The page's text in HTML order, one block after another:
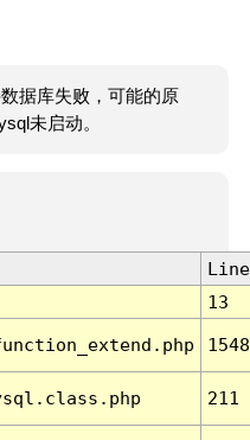
据库失败，可能的原
未启动。
Line
13
1548
211